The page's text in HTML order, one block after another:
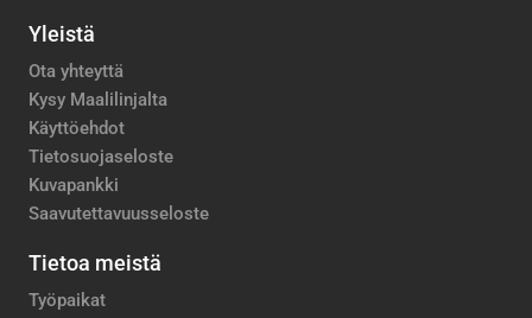
Yleistä
Ota yhteyttä
Kysy Maalilinjalta
Käyttöehdot
Tietosuojaseloste
Kuvapankki
Saavutettavuusseloste
Tietoa meistä
Työpaikat